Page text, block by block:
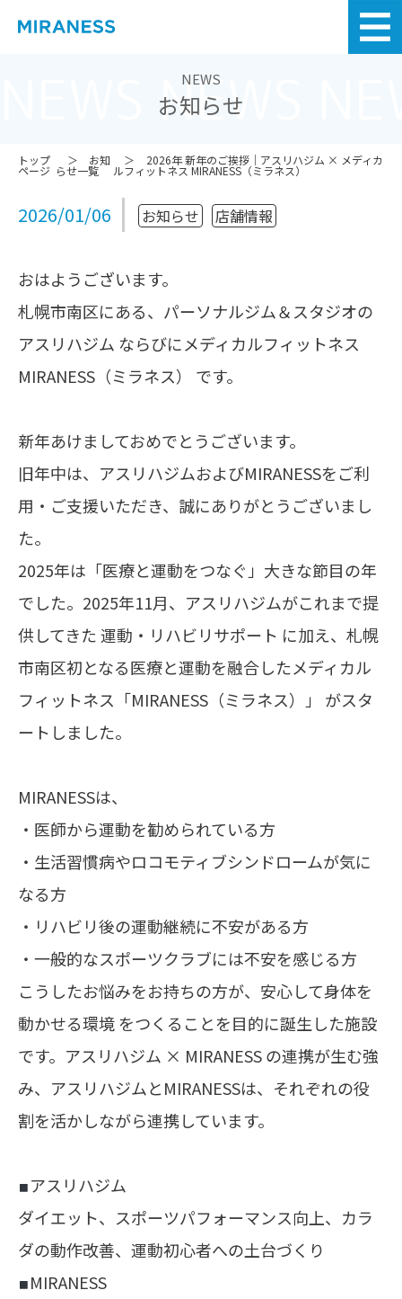
NEWS NEWS
NEWS
お知らせ
トップ
ページ
お知
らせ一覧
2026年 新年のご挨拶｜アスリハジム × メディカ
ルフィットネス MIRANESS（ミラネス）
2026/01/06 お知らせ 店舗情報
おはようございます。
札幌市南区にある、パーソナルジム＆スタジオの
アスリハジム ならびにメディカルフィットネス
MIRANESS（ミラネス） です。
新年あけましておめでとうございます。
旧年中は、アスリハジムおよびMIRANESSをご利
用・ご支援いただき、誠にありがとうございまし
た。
2025年は「医療と運動をつなぐ」大きな節目の年
でした。2025年11月、アスリハジムがこれまで提
供してきた 運動・リハビリサポート に加え、札幌
市南区初となる医療と運動を融合したメディカル
フィットネス「MIRANESS（ミラネス）」 がスタ
ートしました。
MIRANESSは、
・医師から運動を勧められている方
・生活習慣病やロコモティブシンドロームが気に
なる方
・リハビリ後の運動継続に不安がある方
・一般的なスポーツクラブには不安を感じる方
こうしたお悩みをお持ちの方が、安心して身体を
動かせる環境 をつくることを目的に誕生した施設
です。アスリハジム × MIRANESS の連携が生む強
み、アスリハジムとMIRANESSは、それぞれの役
割を活かしながら連携しています。
アスリハジム
ダイエット、スポーツパフォーマンス向上、カラ
ダの動作改善、運動初心者への土台づくり
MIRANESS